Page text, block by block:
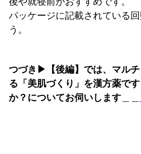
パッケージに記載されている
う。
つづき▶【後編】では、マル
る「美肌づくり」を漢方薬で
か？についてお伺いします